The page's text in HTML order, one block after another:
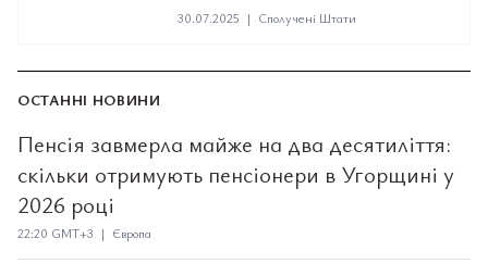
30.07.2025 | Сполучені Штати
ОСТАННІ НОВИНИ
Пенсія завмерла майже на два десятиліття:
скільки отримують пенсіонери в Угорщині у
2026 році
22:20 GMT+3 | Європа